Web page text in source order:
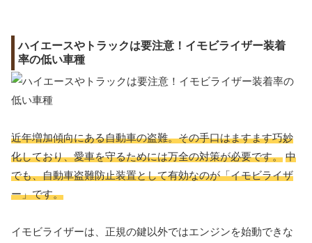
ハイエースやトラックは要注意！イモビライザー装着
率の低い車種
近年増加傾向にある自動車の盗難。その手口はますます巧妙
化しており、愛車を守るためには万全の対策が必要です。 中
でも、自動車盗難防止装置として有効なのが「イモビライザ
ー」です。
イモビライザーは、正規の鍵以外ではエンジンを始動できな